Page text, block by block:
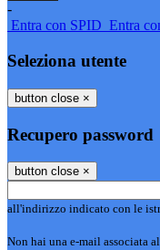
-
Entra con SPID Entra
Seleziona utente
button close ×
Recupero password
button close ×
all'indirizzo indicato con le
Non hai una e-mail associata